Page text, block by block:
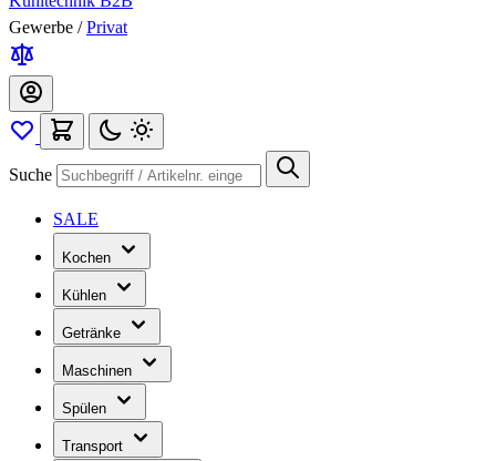
Gewerbe / Privat
Suche
SALE
Kochen
Kühlen
Getränke
Maschinen
Spülen
Transport